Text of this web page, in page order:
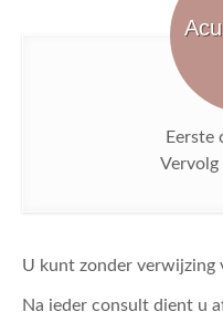
Eerste
U kunt zonder verwijzing
Na ieder consult dient u